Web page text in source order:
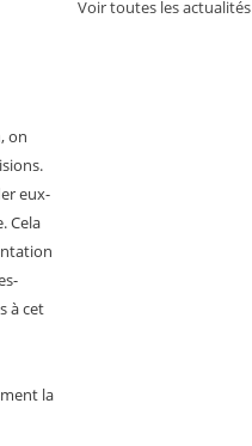
on
eux-
Cela
à cet
la
Voir toutes les actualités